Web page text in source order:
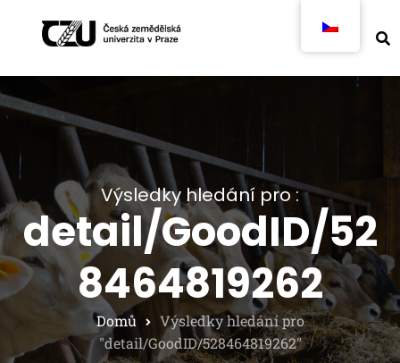
Výsledky hledání pro :
detail/GoodID/52
8464819262
Domů
Výsledky hledání pro
"detail/GoodID/528464819262"